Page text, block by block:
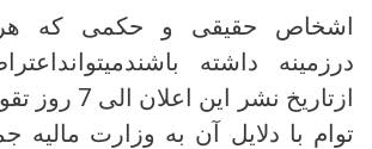
اشخاص حقیقی و حکمی که
درزمینه داشته
ازتاریخ نشر
توام با دلایل آن به وزارت مالیه